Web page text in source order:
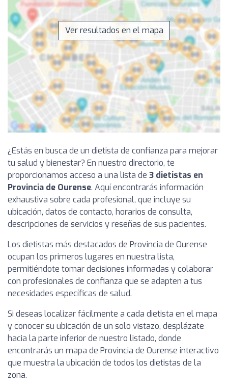
Ver resultados en el mapa
¿Estás en busca de un dietista de confianza para mejorar
tu salud y bienestar? En nuestro directorio, te
proporcionamos acceso a una lista de 3 dietistas en
Provincia de Ourense. Aquí encontrarás información
exhaustiva sobre cada profesional, que incluye su
ubicación, datos de contacto, horarios de consulta,
descripciones de servicios y reseñas de sus pacientes.
Los dietistas más destacados de Provincia de Ourense
ocupan los primeros lugares en nuestra lista,
permitiéndote tomar decisiones informadas y colaborar
con profesionales de confianza que se adapten a tus
necesidades específicas de salud.
Si deseas localizar fácilmente a cada dietista en el mapa
y conocer su ubicación de un solo vistazo, desplázate
hacia la parte inferior de nuestro listado, donde
encontrarás un mapa de Provincia de Ourense interactivo
que muestra la ubicación de todos los dietistas de la
zona.